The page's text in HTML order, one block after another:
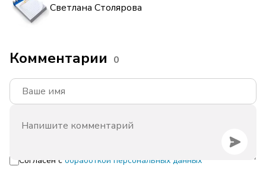
Светлана Столярова
Комментарии 0
Согласен с обработкой персональных данных